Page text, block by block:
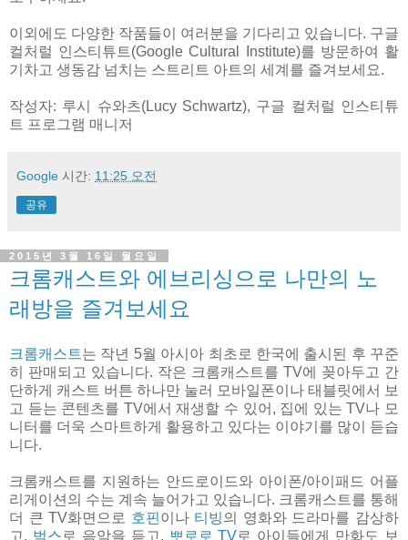
이외에도 다양한 작품들이 여러분을 기다리고 있습니다. 구글
컬처럴 인스티튜트(Google Cultural Institute)를 방문하여 활
기차고 생동감 넘치는 스트리트 아트의 세계를 즐겨보세요.
작성자: 루시 슈와츠(Lucy Schwartz), 구글 컬처럴 인스티튜
트 프로그램 매니저
Google 시간: 11:25 오전
공유
2015년 3월 16일 월요일
크롬캐스트와 에브리싱으로 나만의 노
래방을 즐겨보세요
크롬캐스트는 작년 5월 아시아 최초로 한국에 출시된 후 꾸준
히 판매되고 있습니다. 작은 크롬캐스트를 TV에 꽂아두고 간
단하게 캐스트 버튼 하나만 눌러 모바일폰이나 태블릿에서 보
고 듣는 콘텐츠를 TV에서 재생할 수 있어, 집에 있는 TV나 모
니터를 더욱 스마트하게 활용하고 있다는 이야기를 많이 듣습
니다.
크롬캐스트를 지원하는 안드로이드와 아이폰/아이패드 어플
리게이션의 수는 계속 늘어가고 있습니다. 크롬캐스트를 통해
더 큰 TV화면으로 호핀이나 티빙의 영화와 드라마를 감상하
고, 벅스 로 음악을 듣고, 뽀로로 TV로 아이들에게 만화도 보